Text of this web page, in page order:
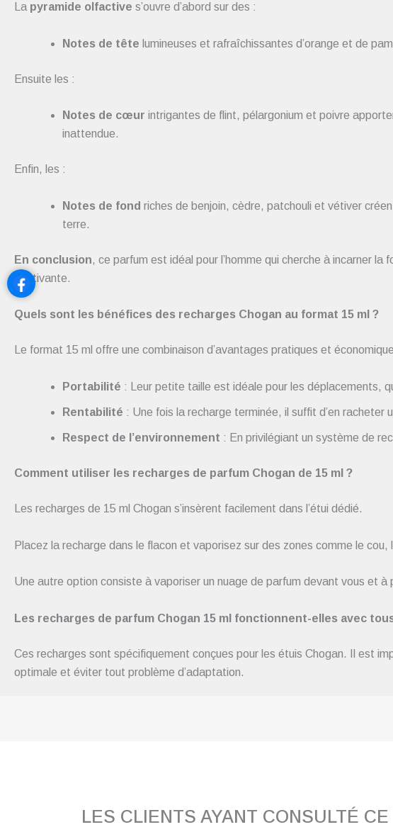
La pyramide olfactive s’ouvre d’abord sur des :
Notes de tête lumineuses et rafraîchissantes d’orange et de
Ensuite les :
Notes de cœur intrigantes de flint, pélargonium et poivre
inattendue.
Enfin, les :
N otes de fond riches de benjoin, cèdre, patchouli et vétiver
terre.
En conclusion, ce parfum est idéal pour l’homme qui cherche à incarner
captivante.
Quels sont les bénéfices des recharges Chogan au format 15 ml ?
Le format 15 ml offre une combinaison d’avantages pratiques et
Portabilité : Leur petite taille est idéale pour les déplacements,
Rentabilité : Une fois la recharge terminée, il suffit d’en
Respect de l’environnement : En privilégiant un système de
Comment utiliser les recharges de parfum Chogan de 15 ml ?
Les recharges de 15 ml Chogan s’insèrent facilement dans l’étui dédié.
Placez la recharge dans le flacon et vaporisez sur des zones comme le
Une autre option consiste à vaporiser un nuage de parfum devant vous et à
Les recharges de parfum Chogan 15 ml fonctionnent-elles avec
Ces recharges sont spécifiquement conçues pour les étuis Chogan. Il est
optimale et éviter tout problème d’adaptation.
LES CLIENTS AYANT CONSULTÉ